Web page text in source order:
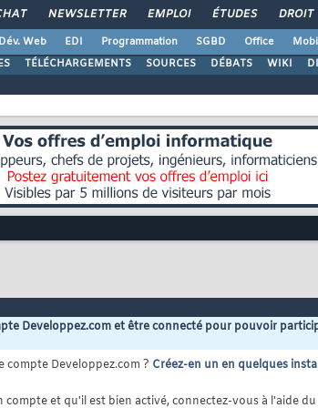
NEWSLETTER EMPLOI ÉTUDES DROIT
Dév. Web EDI Programmation SGBD Office
TÉLÉCHARGEMENTS SOURCES DÉBATS WIKI
Developpez.com et être connecté pour pouvoir
compte Developpez.com ? Créez-en un en quelques
compte et qu'il est bien activé, connectez-vous à l'aide